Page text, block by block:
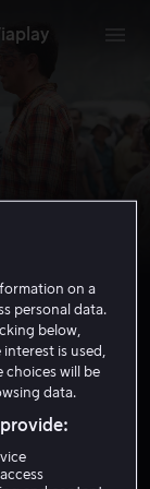
15 år
on a
personal data.
below,
is used,
choices will be
data.